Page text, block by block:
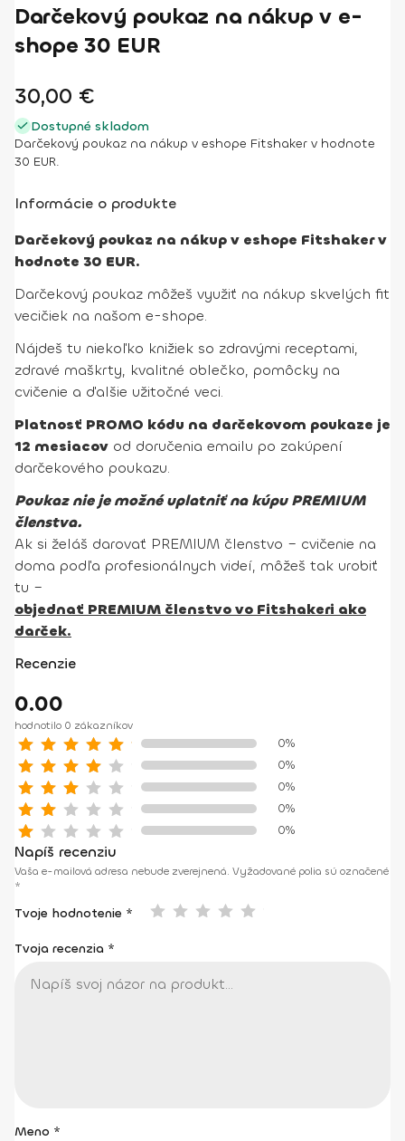
Darčekový poukaz na nákup v e-
shope 30 EUR
30,00 €
Dostupné skladom
Darčekový poukaz na nákup v eshope Fitshaker v hodnote
30 EUR.
Informácie o produkte
Darčekový poukaz na nákup v eshope Fitshaker v
hodnote 30 EUR.
Darčekový poukaz môžeš využiť na nákup skvelých fit
vecičiek na našom e-shope.
Nájdeš tu niekoľko knižiek so zdravými receptami,
zdravé maškrty, kvalitné oblečko, pomôcky na
cvičenie a ďalšie užitočné veci.
Platnosť PROMO kódu na darčekovom poukaze je
12 mesiacov od doručenia emailu po zakúpení
darčekového poukazu.
Poukaz nie je možné uplatniť na kúpu PREMIUM
členstva.
Ak si želáš darovať PREMIUM členstvo – cvičenie na
doma podľa profesionálnych videí, môžeš tak urobiť
tu –
objednať PREMIUM členstvo vo Fitshakeri ako
darček.
Recenzie
0.00
hodnotilo 0 zákazníkov
0%
0%
0%
0%
0%
Napíš recenziu
Vaša e-mailová adresa nebude zverejnená. Vyžadované polia sú označené
*
Tvoje hodnotenie *
Tvoja recenzia *
Meno *